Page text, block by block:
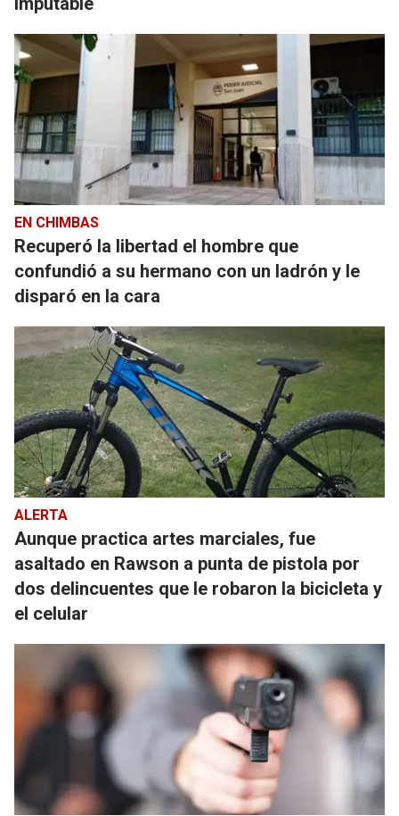
EN CHIMBAS
Recuperó la libertad el hombre que
confundió a su hermano con un ladrón y le
disparó en la cara
ALERTA
Aunque practica artes marciales, fue
asaltado en Rawson a punta de pistola por
dos delincuentes que le robaron la bicicleta y
el celular